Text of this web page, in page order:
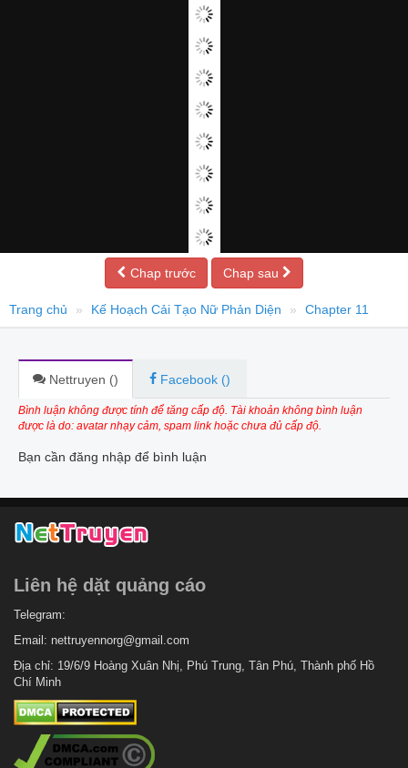
Chap trước Chap sau
Trang chủ Kế Hoạch Cải Tạo Nữ Phản Diện Chapter 11
Nettruyen () Facebook ()
Bình luận không được tính để tăng cấp độ. Tài khoản không bình luận
được là do: avatar nhạy cảm, spam link hoặc chưa đủ cấp độ.
Bạn cần đăng nhập để bình luận
Liên hệ dặt quảng cáo
Telegram:
Email: nettruyennorg@gmail.com
Địa chỉ: 19/6/9 Hoàng Xuân Nhị, Phú Trung, Tân Phú, Thành phố Hồ
Chí Minh